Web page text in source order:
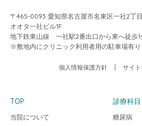
〒465-0093 愛知県名古屋市名東区一社2丁
オオタ一社ビル1F
地下鉄東山線 一社駅2番出口から東へ徒歩1
※敷地内にクリニック利用者用の駐車場有り
個人情報保護方針 サイ
TOP
当院について
診療科目
糖尿病